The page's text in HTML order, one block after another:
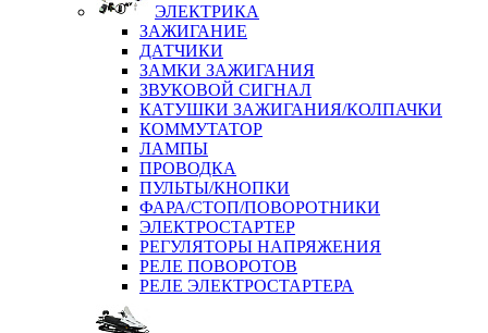
ЭЛЕКТРИКА
ЗАЖИГАНИЕ
ДАТЧИКИ
ЗАМКИ ЗАЖИГАНИЯ
ЗВУКОВОЙ СИГНАЛ
КАТУШКИ ЗАЖИГАНИЯ/КОЛПАЧКИ
КОММУТАТОР
ЛАМПЫ
ПРОВОДКА
ПУЛЬТЫ/КНОПКИ
ФАРА/СТОП/ПОВОРОТНИКИ
ЭЛЕКТРОСТАРТЕР
РЕГУЛЯТОРЫ НАПРЯЖЕНИЯ
РЕЛЕ ПОВОРОТОВ
РЕЛЕ ЭЛЕКТРОСТАРТЕРА